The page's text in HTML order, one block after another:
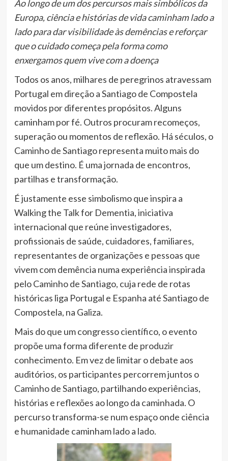
Ao longo de um dos percursos mais simbólicos da
Europa, ciência e histórias de vida caminham lado a
lado para dar visibilidade às demências e reforçar
que o cuidado começa pela forma como
enxergamos quem vive com a doença
Todos os anos, milhares de peregrinos atravessam
Portugal em direção a Santiago de Compostela
movidos por diferentes propósitos. Alguns
caminham por fé. Outros procuram recomeços,
superação ou momentos de reflexão. Há séculos, o
Caminho de Santiago representa muito mais do
que um destino. É uma jornada de encontros,
partilhas e transformação.
É justamente esse simbolismo que inspira a
Walking the Talk for Dementia, iniciativa
internacional que reúne investigadores,
profissionais de saúde, cuidadores, familiares,
representantes de organizações e pessoas que
vivem com demência numa experiência inspirada
pelo Caminho de Santiago, cuja rede de rotas
históricas liga Portugal e Espanha até Santiago de
Compostela, na Galiza.
Mais do que um congresso científico, o evento
propõe uma forma diferente de produzir
conhecimento. Em vez de limitar o debate aos
auditórios, os participantes percorrem juntos o
Caminho de Santiago, partilhando experiências,
histórias e reflexões ao longo da caminhada. O
percurso transforma-se num espaço onde ciência
e humanidade caminham lado a lado.